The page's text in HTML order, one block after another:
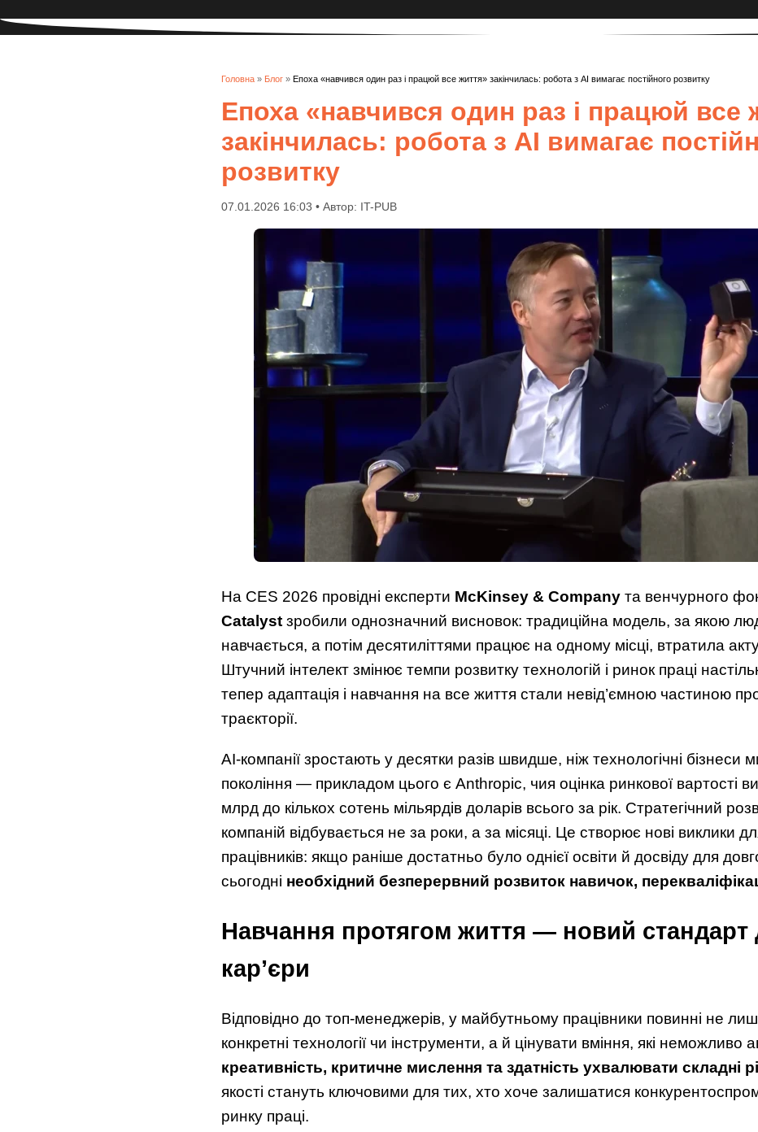
Головна » Блог » Епоха «навчився один раз і працюй все життя» закінчилась: робота з AI вимагає постійного розвитку
Епоха «навчився один раз і працюй все
закінчилась: робота з AI вимагає
розвитку
07.01.2026 16:03 • Автор: IT-PUB
На CES 2026 провідні експерти McKinsey & Company та венчурного
Catalyst зробили однозначний висновок: традиційна модель, за якою
навчається, а потім десятиліттями працює на одному місці, втратила
Штучний інтелект змінює темпи розвитку технологій і ринок праці
тепер адаптація і навчання на все життя стали невід’ємною частиною
траєкторії.
AI-компанії зростають у десятки разів швидше, ніж технологічні бізнеси
покоління — прикладом цього є Anthropic, чия оцінка ринкової вартості
млрд до кількох сотень мільярдів доларів всього за рік. Стратегічний
компаній відбувається не за роки, а за місяці. Це створює нові виклики
працівників: якщо раніше достатньо було однієї освіти й досвіду для
сьогодні необхідний безперервний розвиток навичок,
Навчання протягом життя — новий стандарт
карʼєри
Відповідно до топ-менеджерів, у майбутньому працівники повинні не
конкретні технології чи інструменти, а й цінувати вміння, які неможливо
креативність, критичне мислення та здатність ухвалювати складні
якості стануть ключовими для тих, хто хоче залишатися
ринку праці.